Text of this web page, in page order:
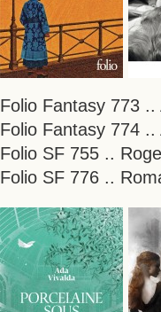
Folio Fantasy 773
Folio Fantasy 774
Folio SF 755 ..
Folio SF 776 ..